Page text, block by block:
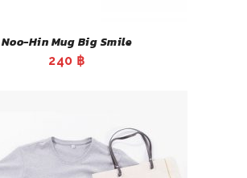
Noo-Hin Mug Big Smile
240 ฿